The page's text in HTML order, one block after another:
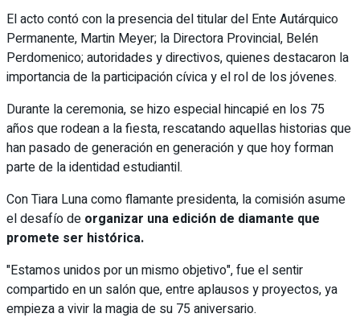
El acto contó con la presencia del titular del Ente Autárquico
Permanente, Martin Meyer; la Directora Provincial, Belén
Perdomenico; autoridades y directivos, quienes destacaron la
importancia de la participación cívica y el rol de los jóvenes.
Durante la ceremonia, se hizo especial hincapié en los 75
años que rodean a la fiesta, rescatando aquellas historias que
han pasado de generación en generación y que hoy forman
parte de la identidad estudiantil.
Con Tiara Luna como flamante presidenta, la comisión asume
el desafío de organizar una edición de diamante que
promete ser histórica.
"Estamos unidos por un mismo objetivo", fue el sentir
compartido en un salón que, entre aplausos y proyectos, ya
empieza a vivir la magia de su 75 aniversario.